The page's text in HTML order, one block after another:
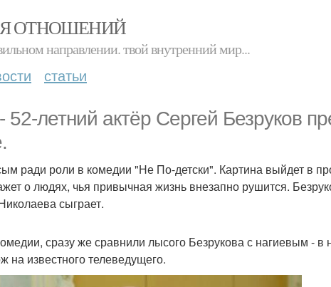
ОТНОШЕНИЙ
направлении. твой внутренний мир...
статьи
летний актёр Сергей Безруков
ради роли в комедии "Не По-детски". Картина выйдет в
о людях, чья привычная жизнь внезапно рушится.
сыграет.
сразу же сравнили лысого Безрукова с нагиевым - в
на известного телеведущего.